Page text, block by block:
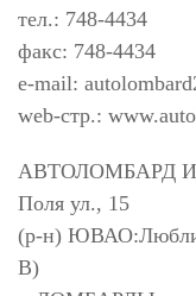
тел.: 748-4434
факс: 748-4434
e-mail:
web-стр.:
АВТОЛОМБАРД
Поля ул., 15
(р-н)
В)